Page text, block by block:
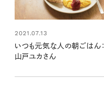
2021.07.13
いつも元気な人の朝ごはん：
山戸ユカさん